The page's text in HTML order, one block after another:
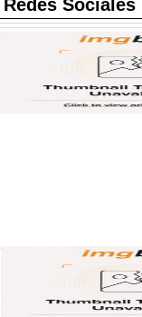
Redes Sociales